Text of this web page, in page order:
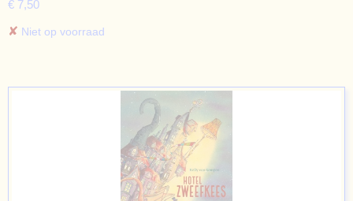
€ 7,50
✘ Niet op voorraad